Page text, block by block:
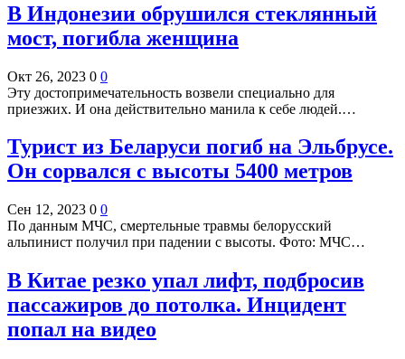
В Индонезии обрушился стеклянный
мост, погибла женщина
Окт 26, 2023 0 0
Эту достопримечательность возвели специально для
приезжих. И она действительно манила к себе людей.…
Турист из Беларуси погиб на Эльбрусе.
Он сорвался с высоты 5400 метров
Сен 12, 2023 0 0
По данным МЧС, смертельные травмы белорусский
альпинист получил при падении с высоты. Фото: МЧС…
В Китае резко упал лифт, подбросив
пассажиров до потолка. Инцидент
попал на видео